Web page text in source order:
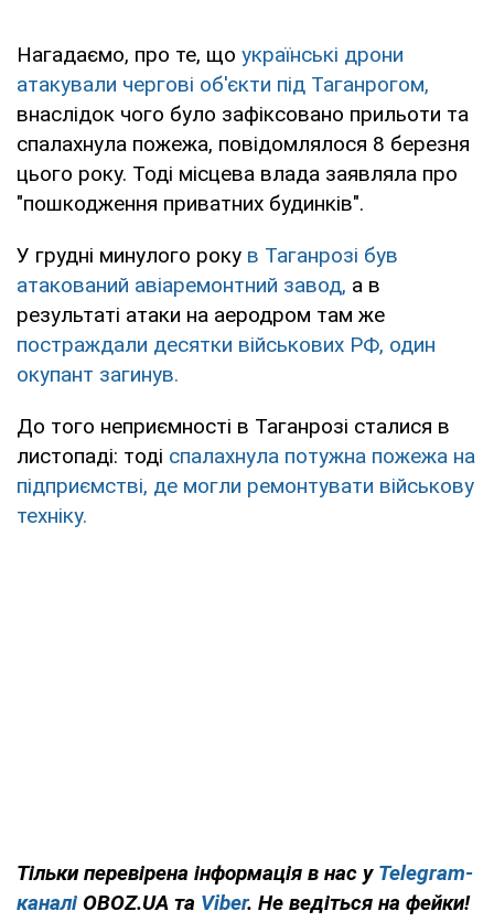
Нагадаємо, про те, що українські дрони
атакували чергові об'єкти під Таганрогом,
внаслідок чого було зафіксовано прильоти та
спалахнула пожежа, повідомлялося 8 березня
цього року. Тоді місцева влада заявляла про
"пошкодження приватних будинків".
У грудні минулого року в Таганрозі був
атакований авіаремонтний завод, а в
результаті атаки на аеродром там же
постраждали десятки військових РФ, один
окупант загинув.
До того неприємності в Таганрозі сталися в
листопаді: тоді спалахнула потужна пожежа на
підприємстві, де могли ремонтувати військову
техніку.
Тільки перевірена інформація в нас у Telegram-
каналі OBOZ.UA та Viber. Не ведіться на фейки!